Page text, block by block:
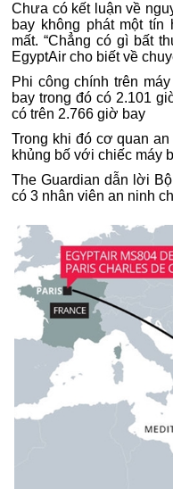
Chưa có kết luận về
bay không phát một
mất. “Chẳng có gì bất
EgyptAir cho biết về
Phi công chính trên
bay trong đó có 2.101
có trên 2.766 giờ bay
Trong khi đó cơ quan
khủng bố với chiếc máy
The Guardian dẫn lời
có 3 nhân viên an ninh